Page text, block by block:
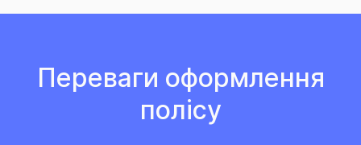
Переваги оформлення
полісу